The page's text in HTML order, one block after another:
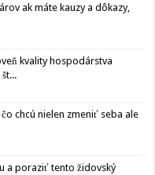
ak máte kauzy a dôkazy,
kvality hospodárstva
chcú nielen zmeniť seba ale
a poraziť tento židovský